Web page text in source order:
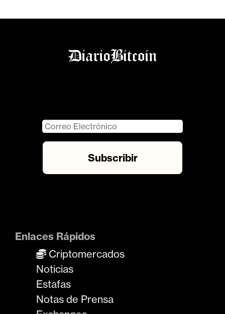
Enlaces Rápidos
Criptomercados
Noticias
Estafas
Notas de Prensa